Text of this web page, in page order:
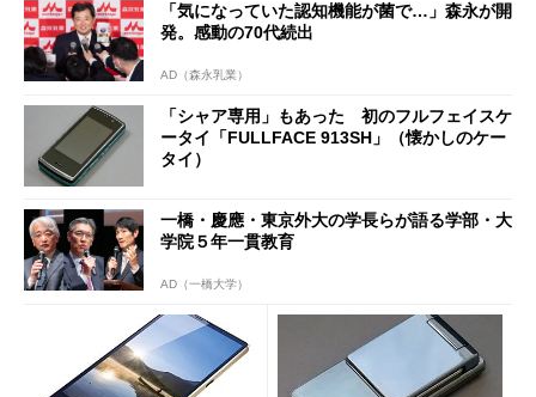
「気になっていた認知機能が菌で…」森永が開
発。感動の70代続出
AD（森永乳業）
「シャア専用」もあった 初のフルフェイスケ
ータイ「FULLFACE 913SH」（懐かしのケー
タイ）
一橋・慶應・東京外大の学長らが語る学部・大
学院５年一貫教育
AD（一橋大学）